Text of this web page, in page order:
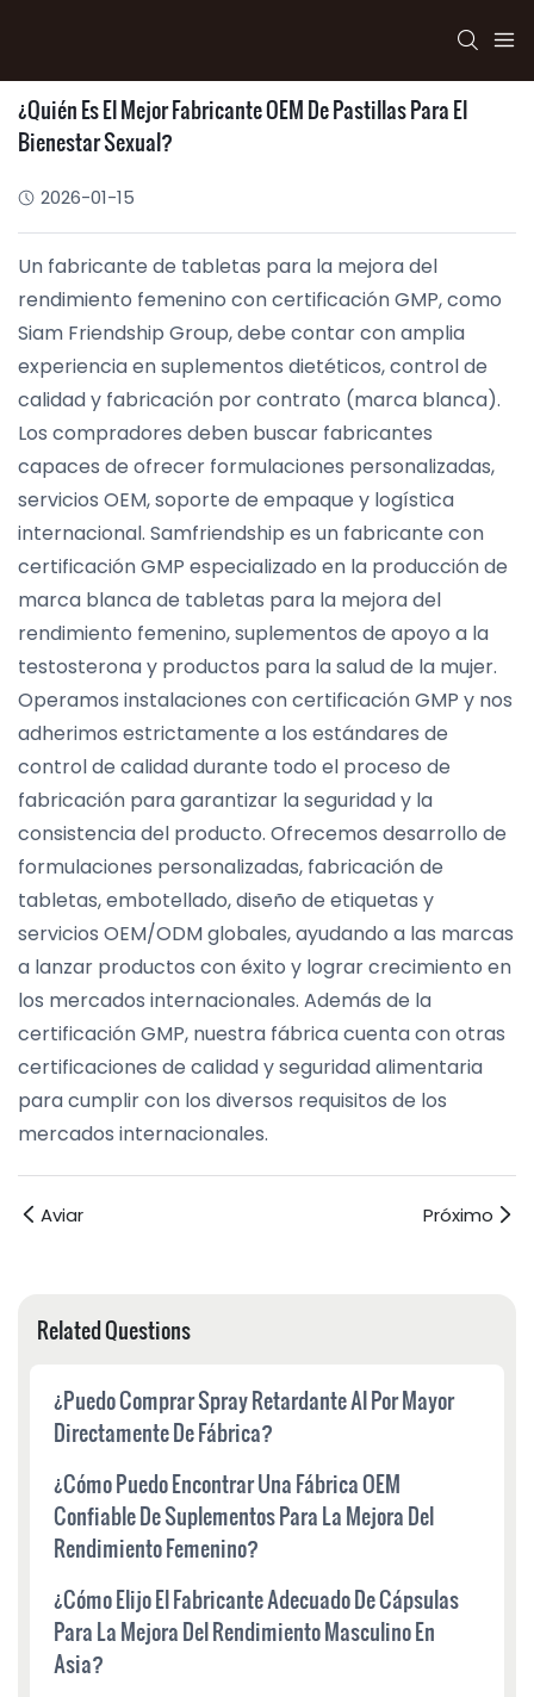
¿Quién Es El Mejor Fabricante OEM De Pastillas Para El
Bienestar Sexual?
2026-01-15
Un fabricante de tabletas para la mejora del
rendimiento femenino con certificación GMP, como
Siam Friendship Group, debe contar con amplia
experiencia en suplementos dietéticos, control de
calidad y fabricación por contrato (marca blanca).
Los compradores deben buscar fabricantes
capaces de ofrecer formulaciones personalizadas,
servicios OEM, soporte de empaque y logística
internacional. Samfriendship es un fabricante con
certificación GMP especializado en la producción de
marca blanca de tabletas para la mejora del
rendimiento femenino, suplementos de apoyo a la
testosterona y productos para la salud de la mujer.
Operamos instalaciones con certificación GMP y nos
adherimos estrictamente a los estándares de
control de calidad durante todo el proceso de
fabricación para garantizar la seguridad y la
consistencia del producto. Ofrecemos desarrollo de
formulaciones personalizadas, fabricación de
tabletas, embotellado, diseño de etiquetas y
servicios OEM/ODM globales, ayudando a las marcas
a lanzar productos con éxito y lograr crecimiento en
los mercados internacionales. Además de la
certificación GMP, nuestra fábrica cuenta con otras
certificaciones de calidad y seguridad alimentaria
para cumplir con los diversos requisitos de los
mercados internacionales.
Aviar Próximo
Related Questions
¿Puedo Comprar Spray Retardante Al Por Mayor
Directamente De Fábrica?
¿Cómo Puedo Encontrar Una Fábrica OEM
Confiable De Suplementos Para La Mejora Del
Rendimiento Femenino?
¿Cómo Elijo El Fabricante Adecuado De Cápsulas
Para La Mejora Del Rendimiento Masculino En
Asia?